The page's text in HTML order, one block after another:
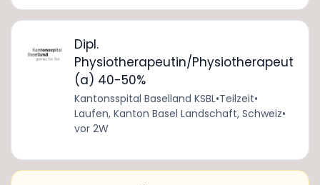
Dipl.
Physiotherapeutin/Physiotherapeut
(a) 40-50%
Kantonsspital Baselland KSBL•Teilzeit•
Laufen, Kanton Basel Landschaft, Schweiz•
vor 2W